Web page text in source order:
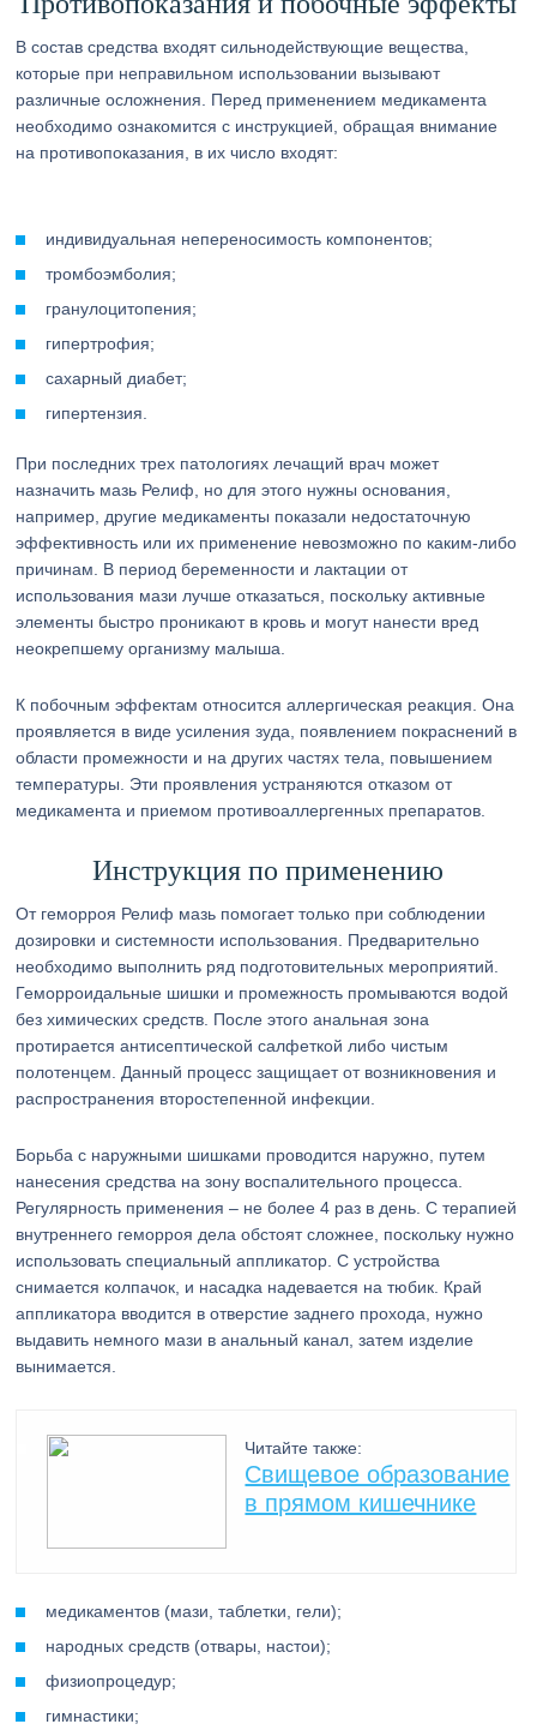
В состав средства входят сильнодействующие вещества,
которые при неправильном использовании вызывают
различные осложнения. Перед применением медикамента
необходимо ознакомится с инструкцией, обращая внимание
на противопоказания, в их число входят:
индивидуальная непереносимость компонентов;
тромбоэмболия;
гранулоцитопения;
гипертрофия;
сахарный диабет;
гипертензия.
При последних трех патологиях лечащий врач может
назначить мазь Релиф, но для этого нужны основания,
например, другие медикаменты показали недостаточную
эффективность или их применение невозможно по каким-либо
причинам. В период беременности и лактации от
использования мази лучше отказаться, поскольку активные
элементы быстро проникают в кровь и могут нанести вред
неокрепшему организму малыша.
К побочным эффектам относится аллергическая реакция. Она
проявляется в виде усиления зуда, появлением покраснений в
области промежности и на других частях тела, повышением
температуры. Эти проявления устраняются отказом от
медикамента и приемом противоаллергенных препаратов.
Инструкция по применению
От геморроя Релиф мазь помогает только при соблюдении
дозировки и системности использования. Предварительно
необходимо выполнить ряд подготовительных мероприятий.
Геморроидальные шишки и промежность промываются водой
без химических средств. После этого анальная зона
протирается антисептической салфеткой либо чистым
полотенцем. Данный процесс защищает от возникновения и
распространения второстепенной инфекции.
Борьба с наружными шишками проводится наружно, путем
нанесения средства на зону воспалительного процесса.
Регулярность применения – не более 4 раз в день. С терапией
внутреннего геморроя дела обстоят сложнее, поскольку нужно
использовать специальный аппликатор. С устройства
снимается колпачок, и насадка надевается на тюбик. Край
аппликатора вводится в отверстие заднего прохода, нужно
выдавить немного мази в анальный канал, затем изделие
вынимается.
Читайте также:
Свищевое образование
в прямом кишечнике
медикаментов (мази, таблетки, гели);
народных средств (отвары, настои);
физиопроцедур;
гимнастики;